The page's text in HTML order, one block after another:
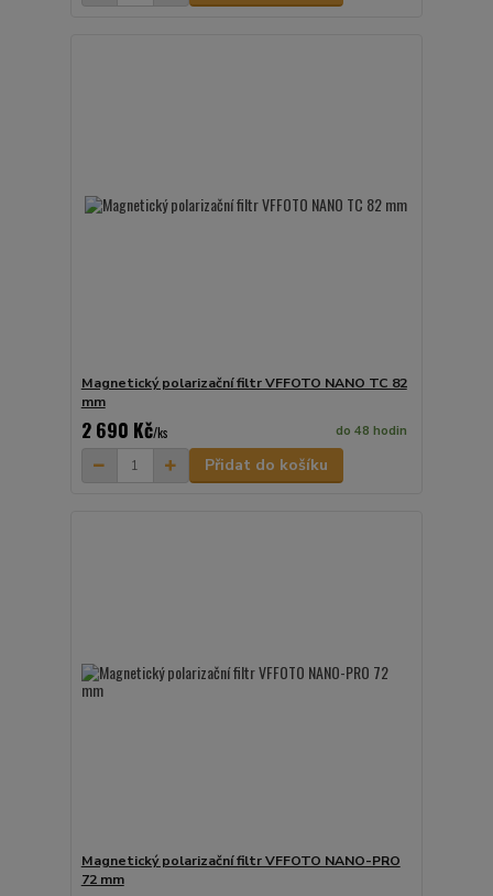
Magnetický polarizační filtr VFFOTO NANO TC 82
mm
2 690 Kč/ks do 48 hodin
Přidat do košíku
Magnetický polarizační filtr VFFOTO NANO-PRO
72 mm